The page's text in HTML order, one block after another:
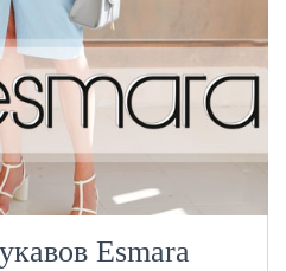
Esmara